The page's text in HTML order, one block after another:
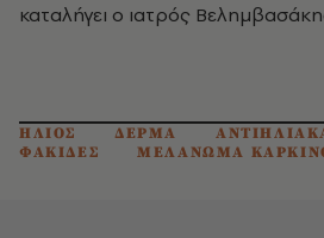
καταλήγει ο ιατρός
ΗΛΙΟΣ ΔΕΡΜΑ
ΦΑΚΙΔΕΣ
ΜΕΛΑΝΩΜΑ